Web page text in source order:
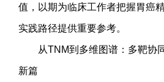
值，以期为临床工作者把握胃癌
实践路径提供重要参考。
从TNM到多维图谱：多靶协
新篇